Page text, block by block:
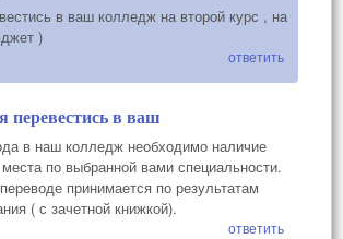
в ваш колледж на второй курс , на
)
ответить
перевестись в ваш
в наш колледж необходимо наличие
места по выбранной вами специальности.
принимается по результатам
( с зачетной книжкой).
ответить